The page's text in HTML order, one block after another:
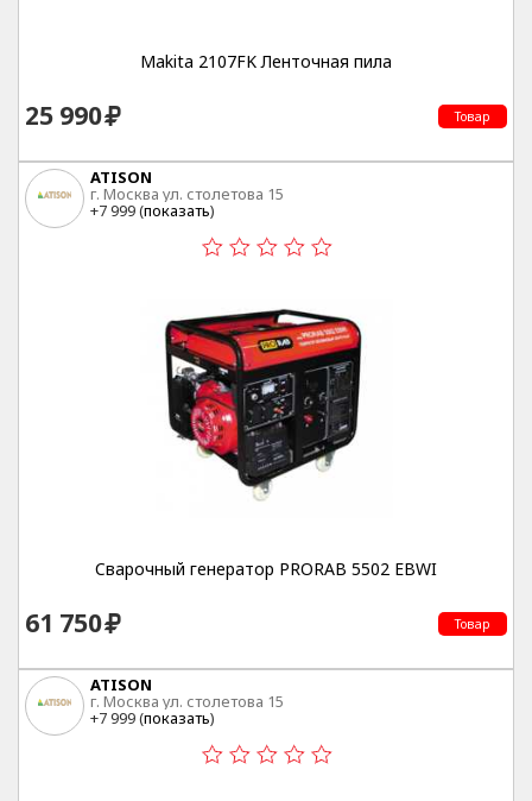
Makita 2107FK Ленточная пила
25 990 Товар
ATISON
г. Москва ул. столетова 15
+7 999 (показать)
Cварочный генератор PRORAB 5502 EBWI
61 750 Товар
ATISON
г. Москва ул. столетова 15
+7 999 (показать)